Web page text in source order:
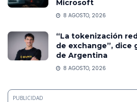
Microsoft
8 AGOSTO, 2026
“La tokenización
de exchange”, dice
de Argentina
8 AGOSTO, 2026
PUBLICIDAD